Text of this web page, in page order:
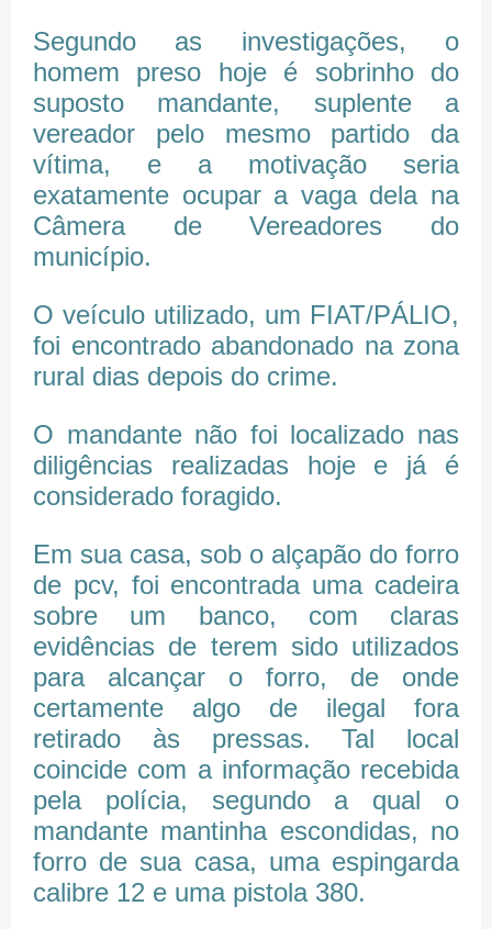
Segundo as investigações, o
homem preso hoje é sobrinho do
suposto mandante, suplente a
vereador pelo mesmo partido da
vítima, e a motivação seria
exatamente ocupar a vaga dela na
Câmera de Vereadores do
município.
O veículo utilizado, um FIAT/PÁLIO,
foi encontrado abandonado na zona
rural dias depois do crime.
O mandante não foi localizado nas
diligências realizadas hoje e já é
considerado foragido.
Em sua casa, sob o alçapão do forro
de pcv, foi encontrada uma cadeira
sobre um banco, com claras
evidências de terem sido utilizados
para alcançar o forro, de onde
certamente algo de ilegal fora
retirado às pressas. Tal local
coincide com a informação recebida
pela polícia, segundo a qual o
mandante mantinha escondidas, no
forro de sua casa, uma espingarda
calibre 12 e uma pistola 380.